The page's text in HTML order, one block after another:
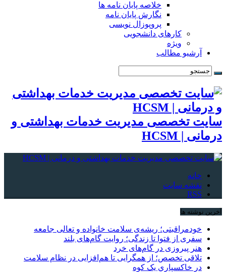
خلاصه پایان نامه ها
نگارش پایان نامه
پروپوزال نویسی
کارهای دانشجویی
ویژه
آرشیو مطالب
سایت تخصصی مدیریت خدمات بهداشتی و
درمانی | HCSM
خانه
نقشه سایت
RSS
آخرین نوشته ها
خودمراقبتی؛ ریشه‌ی سلامت خانواده و تعالی جامعه
سفری از فتوا تا زندگی؛ روایت گام‌های بلند
هنر پیروزی در گام‌های خرد
تلاقی تخصص؛ از همگرایی تا هم‌افزایی در نظام سلامت
در خاکسپاریِ یک کوه